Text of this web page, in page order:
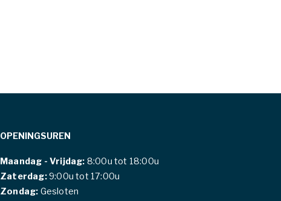
OPENINGSUREN
Maandag - Vrijdag: 8:00u tot 18:00u
Zaterdag:9:00u tot 17:00u
Zondag: Gesloten